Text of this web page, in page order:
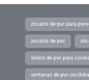
zócalos de pvc para
zocalos de pvc
vinilos de pvc para
ventanas de pvc